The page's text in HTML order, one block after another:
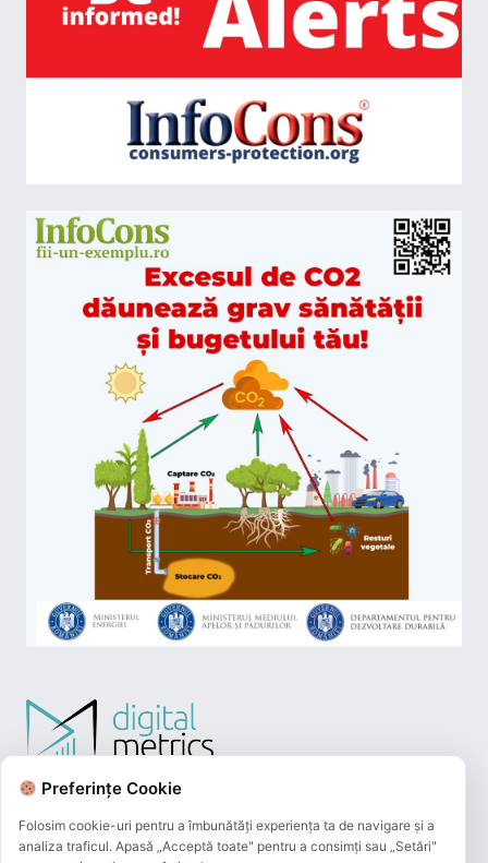
Preferințe Cookie
Folosim cookie-uri pentru a îmbunătăți experiența ta de navigare și a
analiza traficul. Apasă „Acceptă toate" pentru a consimți sau „Setări"